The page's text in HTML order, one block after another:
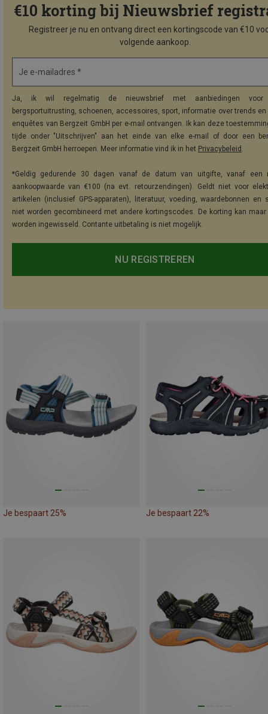
€10 korting bij Nieuwsbrief
Registreer je nu en ontvang direct een kortingscode van €10
volgende aankoop.
Je e-mailadres *
Ja, ik wil regelmatig de nieuwsbrief met aanbiedingen voor
bergsportuitrusting, schoenen, accessoires, sport, informatie over trends
enquêtes van Bergzeit GmbH per e-mail ontvangen. Ik kan deze
tijde onder "Uitschrijven" aan het einde van elke e-mail of door een
Bergzeit GmbH herroepen. Meer informatie vind ik in het Privacybeleid .
*Geldig gedurende 30 dagen vanaf de datum van uitgifte, vanaf een
aankoopwaarde van €100 (na evt. retourzendingen). Geldt niet voor
artikelen (inclusief GPS-apparaten), literatuur, voeding, waardebonnen en
niet worden gecombineerd met andere kortingscodes. De korting kan maar
worden ingewisseld. Contante uitbetaling is niet mogelijk.
NU REGISTREREN
Je bespaart 25% Je bespaart 22%